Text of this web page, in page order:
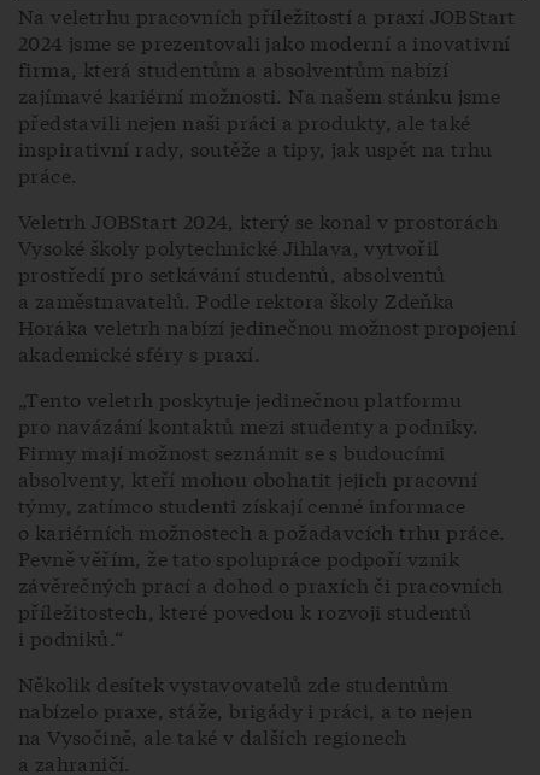
Na veletrhu pracovních příležitostí a praxí JOBStart
2024 jsme se prezentovali jako moderní a inovativní
firma, která studentům a absolventům nabízí
zajímavé kariérní možnosti. Na našem stánku jsme
představili nejen naši práci a produkty, ale také
inspirativní rady, soutěže a tipy, jak uspět na trhu
práce.
Veletrh JOBStart 2024, který se konal v prostorách
Vysoké školy polytechnické Jihlava, vytvořil
prostředí pro setkávání studentů, absolventů
a zaměstnavatelů. Podle rektora školy Zdeňka
Horáka veletrh nabízí jedinečnou možnost propojení
akademické sféry s praxí.
„Tento veletrh poskytuje jedinečnou platformu
pro navázání kontaktů mezi studenty a podniky.
Firmy mají možnost seznámit se s budoucími
absolventy, kteří mohou obohatit jejich pracovní
týmy, zatímco studenti získají cenné informace
o kariérních možnostech a požadavcích trhu práce.
Pevně věřím, že tato spolupráce podpoří vznik
závěrečných prací a dohod o praxích či pracovních
příležitostech, které povedou k rozvoji studentů
i podniků.“
Několik desítek vystavovatelů zde studentům
nabízelo praxe, stáže, brigády i práci, a to nejen
na Vysočině, ale také v dalších regionech
a zahraničí.